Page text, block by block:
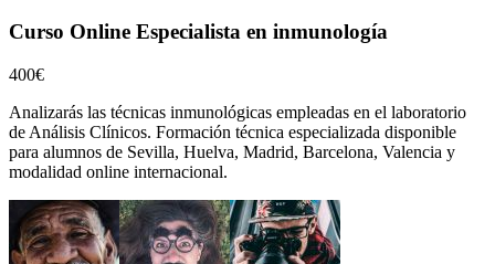
Curso Online Especialista en inmunología
400€
Analizarás las técnicas inmunológicas empleadas en el laboratorio
de Análisis Clínicos. Formación técnica especializada disponible
para alumnos de Sevilla, Huelva, Madrid, Barcelona, Valencia y
modalidad online internacional.